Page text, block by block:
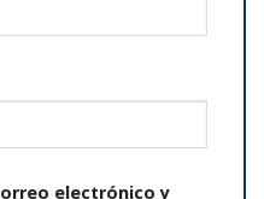
electrónico y